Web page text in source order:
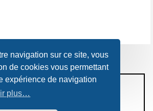
navigation sur ce site, vous
de cookies vous permettant
expérience de navigation
plus…
D’UTILISATION
DE VIE PRIVÉE